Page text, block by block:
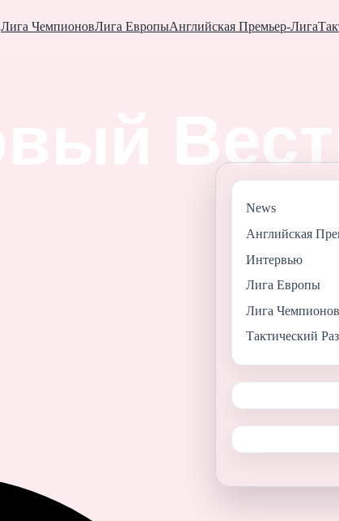
Лига ЧемпионовЛига ЕвропыАнглийская Премьер-Лига
News
Английская
Интервью
Лига Европы
Лига Чемпионов
Тактический